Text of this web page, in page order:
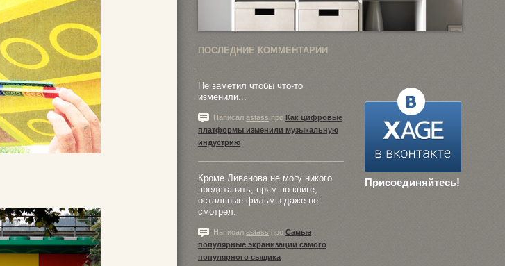
ПОСЛЕДНИЕ КОММЕНТАРИИ
Присоединяйтесь!
Не заметил чтобы что-то
изменили...
Написал astass про Как цифровые
платформы изменили музыкальную
индустрию
Кроме Ливанова не могу никого
представить, прям по книге,
остальные фильмы даже не
смотрел.
Написал astass про Самые
популярные экранизации самого
популярного сыщика